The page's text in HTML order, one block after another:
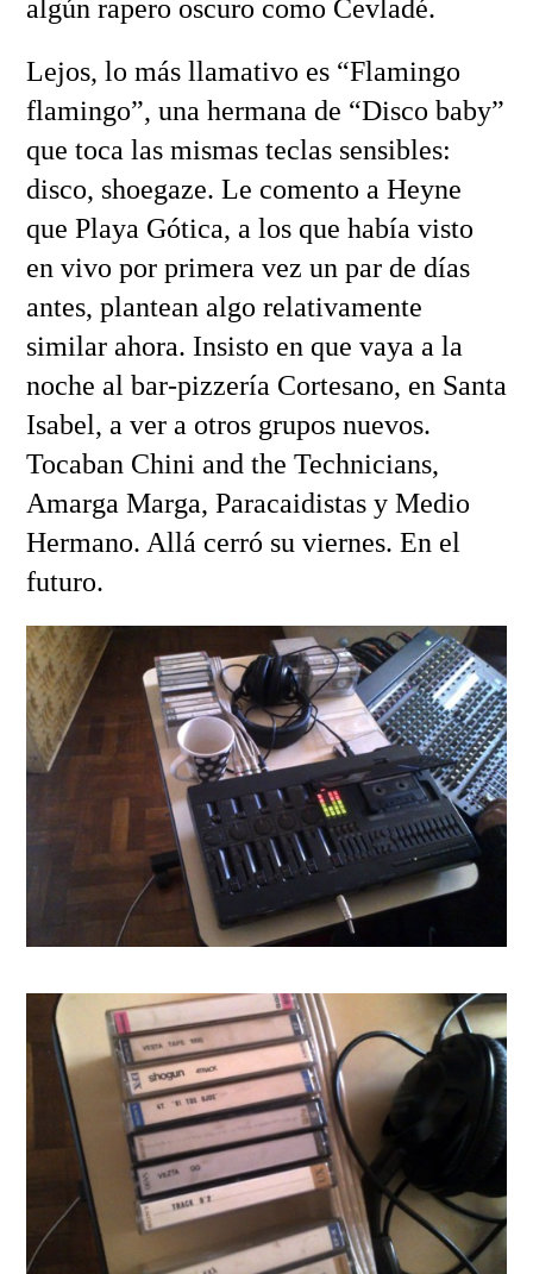
algún rapero oscuro como Cevladé.
Lejos, lo más llamativo es “Flamingo
flamingo”, una hermana de “Disco baby”
que toca las mismas teclas sensibles:
disco, shoegaze. Le comento a Heyne
que Playa Gótica, a los que había visto
en vivo por primera vez un par de días
antes, plantean algo relativamente
similar ahora. Insisto en que vaya a la
noche al bar-pizzería Cortesano, en Santa
Isabel, a ver a otros grupos nuevos.
Tocaban Chini and the Technicians,
Amarga Marga, Paracaidistas y Medio
Hermano. Allá cerró su viernes. En el
futuro.